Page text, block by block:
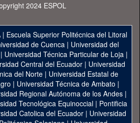
2024 ESPOL
| Escuela Superior Politécnica del Litoral
de Cuenca| Universidad del
Universidad Técnica Particular de Loja|
Central del Ecuador| Universidad
del Norte | Universidad Estatal de
| Universidad Técnica de Ambato |
Regional Autónoma de los Andes|
Tecnológica Equinoccial| Pontificia
Catolica del Ecuador | Universidad